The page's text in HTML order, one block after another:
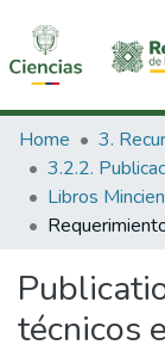
Communities &
All of DSpace
Statistics
Home
técnicos